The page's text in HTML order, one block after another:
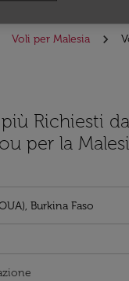
Voli per Malesia
Richiesti da
per la